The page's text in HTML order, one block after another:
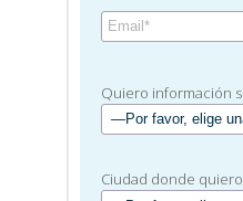
Quiero información
Ciudad donde